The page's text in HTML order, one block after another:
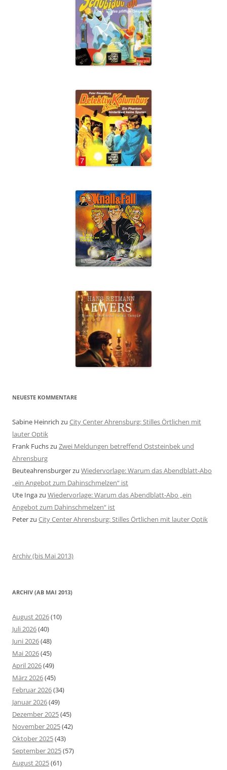
NEUESTE KOMMENTARE
Sabine Heinrich zu City Center Ahrensburg: Stilles Örtlichen mit
lauter Optik
Frank Fuchszu Zwei Meldungen betreffend Oststeinbek und
Ahrensburg
Beuteahrensburgerzu Wiedervorlage: Warum das Abendblatt-Abo
„ein Angebot zum Dahinschmelzen“ ist
Ute Ingazu Wiedervorlage: Warum das Abendblatt-Abo „ein
Angebot zum Dahinschmelzen“ ist
Peterzu City Center Ahrensburg: Stilles Örtlichen mit lauter Optik
Archiv (bis Mai 2013)
ARCHIV (AB MAI 2013)
August 2026(10)
Juli 2026(40)
Juni 2026(48)
Mai 2026(45)
April 2026(49)
März 2026(45)
Februar 2026(34)
Januar 2026(49)
Dezember 2025(45)
November 2025(42)
Oktober 2025(43)
September 2025(57)
August 2025(61)